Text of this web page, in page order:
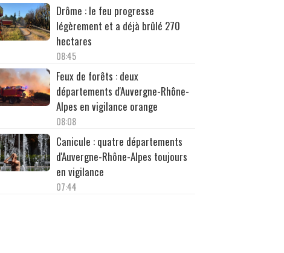
Drôme : le feu progresse
légèrement et a déjà brûlé 270
hectares
08:45
Feux de forêts : deux
départements d'Auvergne-Rhône-
Alpes en vigilance orange
08:08
Canicule : quatre départements
d'Auvergne-Rhône-Alpes toujours
en vigilance
07:44